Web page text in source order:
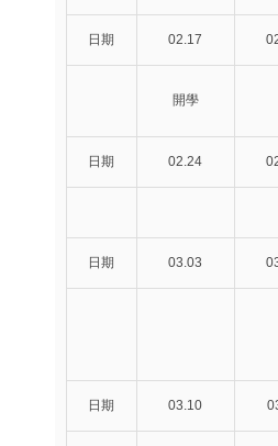
日期 02.17
開學
日期 02.24
日期 03.03
日期 03.10